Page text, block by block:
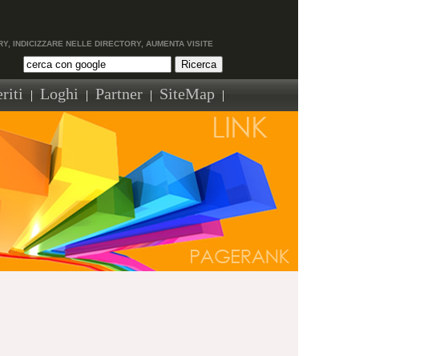
INDICIZZARE NELLE DIRECTORY, AUMENTA VISITE
| Loghi | Partner | SiteMap |